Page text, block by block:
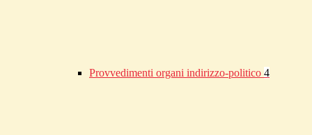
Provvedimenti organi indirizzo-politico 4